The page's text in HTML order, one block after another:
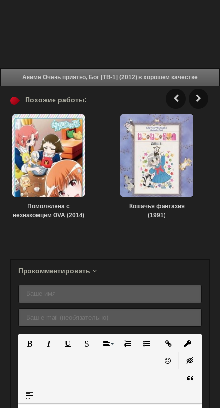
Аниме Очень приятно, Бог [ТВ-1] (2012) в хорошем качестве
Похожие работы:
Помолвлена с
незнакомцем OVA (2014)
Кошачья фантазия
(1991)
Прокомментировать
Нумерованный список
Маркированный
Вставить ссылку
Вставить